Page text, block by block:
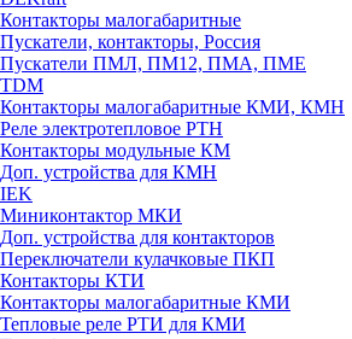
Контакторы малогабаритные
Пускатели, контакторы, Россия
Пускатели ПМЛ, ПМ12, ПМА, ПМЕ
TDM
Контакторы малогабаритные КМИ, КМН
Реле электротепловое РТН
Контакторы модульные КМ
Доп. устройства для КМН
IEK
Миниконтактор МКИ
Доп. устройства для контакторов
Переключатели кулачковые ПКП
Контакторы КТИ
Контакторы малогабаритные КМИ
Тепловые реле РTИ для КМИ